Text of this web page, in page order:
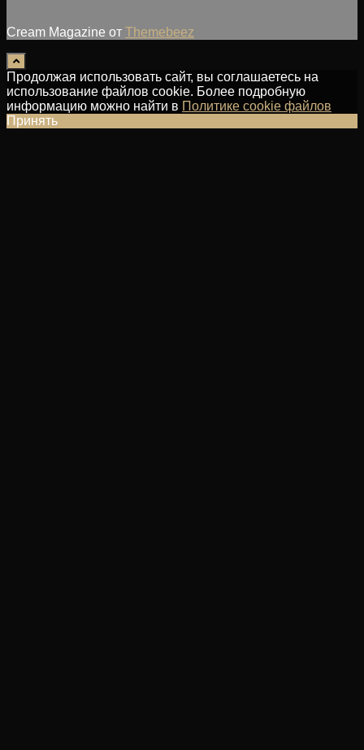
Cream Magazine от Themebeez
Продолжая использовать сайт, вы соглашаетесь на
использование файлов cookie. Более подробную
информацию можно найти в Политике cookie файлов
Принять